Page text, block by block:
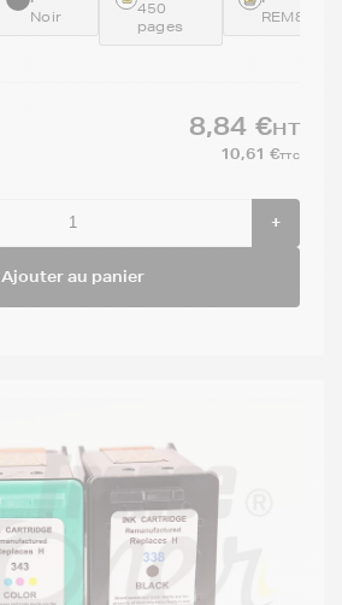
Noir
450
pages
REM8765
8,84 €HT
10,61 €TTC
+
Ajouter au panier